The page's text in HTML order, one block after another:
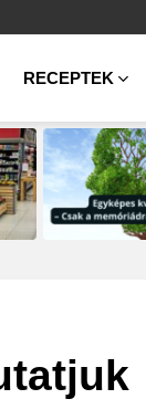
RECEPTEK